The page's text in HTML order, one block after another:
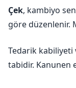
Çek, kambiyo
göre düzenlenir.
Tedarik kabiliyeti
tabidir. Kanunen